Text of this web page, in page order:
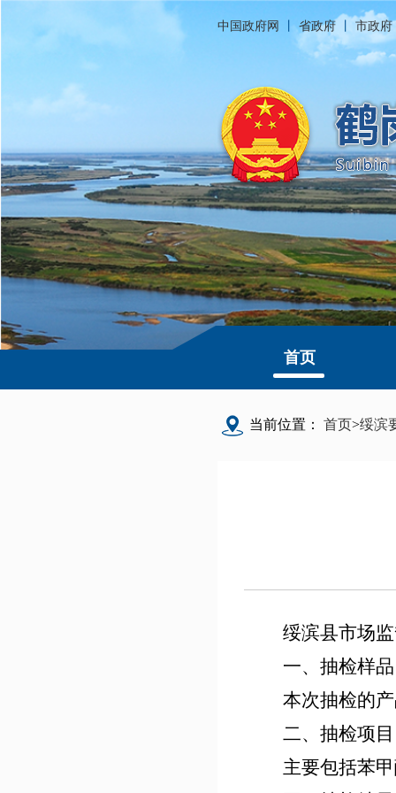
中国政府网 丨省政府 市政府
首页
当前位置： 首页>绥滨
绥滨县市场监
一、 抽检样品
本次抽检的
二、抽检项目
主要包括苯